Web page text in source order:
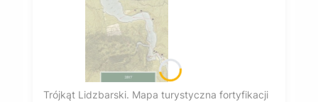
Trójkąt Lidzbarski. Mapa turystyczna fortyfikacji